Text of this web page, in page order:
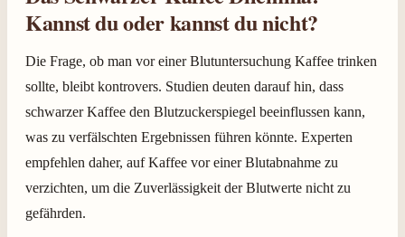
Kannst du oder kannst du nicht?
Die Frage, ob man vor einer Blutuntersuchung Kaffee trinken
sollte, bleibt kontrovers. Studien deuten darauf hin, dass
schwarzer Kaffee den Blutzuckerspiegel beeinflussen kann,
was zu verfälschten Ergebnissen führen könnte. Experten
empfehlen daher, auf Kaffee vor einer Blutabnahme zu
verzichten, um die Zuverlässigkeit der Blutwerte nicht zu
gefährden.